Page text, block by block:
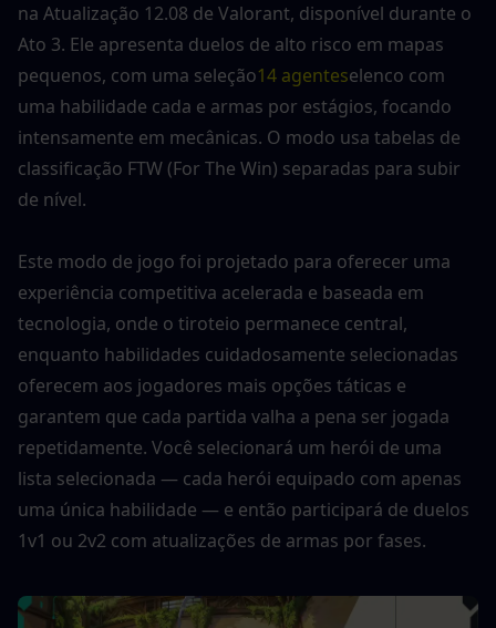
na Atualização 12.08 de Valorant, disponível durante o
Ato 3. Ele apresenta duelos de alto risco em mapas
pequenos, com uma seleção14 agenteselenco com
uma habilidade cada e armas por estágios, focando
intensamente em mecânicas. O modo usa tabelas de
classificação FTW (For The Win) separadas para subir
de nível.
Este modo de jogo foi projetado para oferecer uma
experiência competitiva acelerada e baseada em
tecnologia, onde o tiroteio permanece central,
enquanto habilidades cuidadosamente selecionadas
oferecem aos jogadores mais opções táticas e
garantem que cada partida valha a pena ser jogada
repetidamente. Você selecionará um herói de uma
lista selecionada — cada herói equipado com apenas
uma única habilidade — e então participará de duelos
1v1 ou 2v2 com atualizações de armas por fases.